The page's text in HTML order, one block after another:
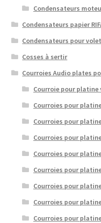
Condensateurs
Condensateurs papier
Condensateurs pour
Cosses à sertir
Courroies Audio plates
Courroie pour platine
Courroies pour
Courroies pour
Courroies pour
Courroies pour
Courroies pour
Courroies pour
Courroies pour
Courroies pour